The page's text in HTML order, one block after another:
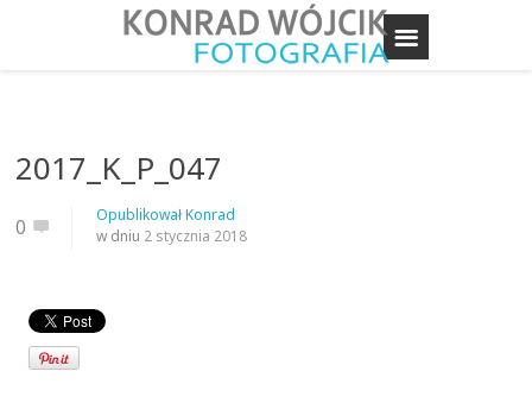
2017_K_P_047
0 OpublikowałKonrad
w dniu 2 stycznia 2018